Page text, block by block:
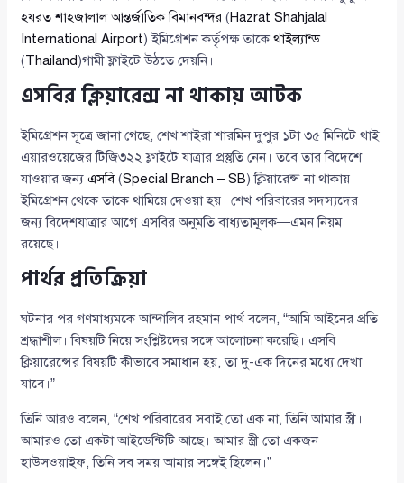
হযরত শাহজালাল আন্তর্জাতিক বিমানবন্দর (Hazrat Shahjalal
International Airport) ইমিগ্রেশন কর্তৃপক্ষ তাকেথাইল্যান্ড
(Thailand)গামী ফ্লাইটে উঠতে দেয়নি।
এসবির ক্লিয়ারেন্স না থাকায় আটক
ইমিগ্রেশন সূত্রে জানা গেছে, শেখ শাইরা শারমিন দুপুর ১টা ৩৫ মিনিটে থাই
এয়ারওয়েজের টিজি৩২২ ফ্লাইটে যাত্রার প্রস্তুতি নেন। তবে তার বিদেশে
যাওয়ার জন্যএসবি(Special Branch – SB) ক্লিয়ারেন্স না থাকায়
ইমিগ্রেশন থেকে তাকে থামিয়ে দেওয়া হয়। শেখ পরিবারের সদস্যদের
জন্য বিদেশযাত্রার আগে এসবির অনুমতি বাধ্যতামূলক—এমন নিয়ম
রয়েছে।
পার্থর প্রতিক্রিয়া
ঘটনার পর গণমাধ্যমকে আন্দালিব রহমান পার্থ বলেন, “আমি আইনের প্রতি
শ্রদ্ধাশীল। বিষয়টি নিয়ে সংশ্লিষ্টদের সঙ্গে আলোচনা করেছি। এসবি
ক্লিয়ারেন্সের বিষয়টি কীভাবে সমাধান হয়, তা দু-এক দিনের মধ্যে দেখা
যাবে।”
তিনি আরও বলেন, “শেখ পরিবারের সবাই তো এক না, তিনি আমার স্ত্রী।
আমারও তো একটা আইডেন্টিটি আছে। আমার স্ত্রী তো একজন
হাউসওয়াইফ, তিনি সব সময় আমার সঙ্গেই ছিলেন।”